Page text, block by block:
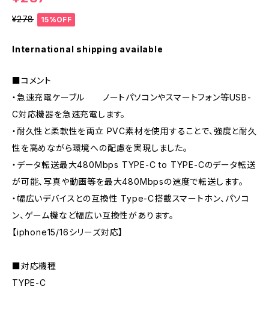
¥278 15%OFF
International shipping available
■コメント
・急速充電ケーブル ノートパソコンやスマートフォン等USB-
C対応機器を急速充電します。
・耐久性と柔軟性を両立 PVC素材を使用することで、強度と耐久
性を高めながら環境への配慮を実現しました。
・データ転送最大480Mbps TYPE-C to TYPE-Cのデータ転送
が可能、写真や動画等を最大480Mbpsの速度で転送します。
・幅広いデバイスとの互換性 Type-C搭載スマートホン、パソコ
ン、ゲーム機など幅広い互換性があります。
【iphone15/16シリーズ対応】
■対応機種
TYPE-C